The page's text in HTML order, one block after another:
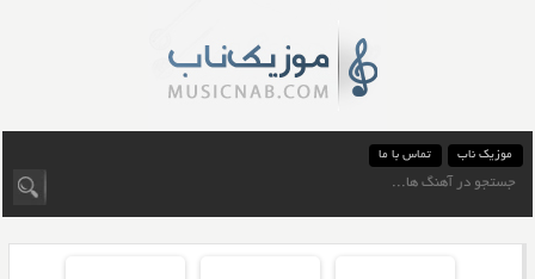
موزیک ناب تماس با ما